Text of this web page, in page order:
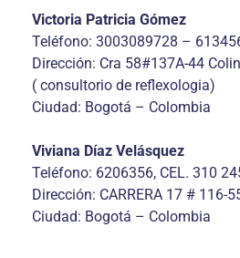
Victoria Patricia Gómez
Teléfono: 3003089728 –
Dirección: Cra 58#137A-44
( consultorio de reflexologia)
Ciudad: Bogotá – Colombia
Viviana Díaz Velásquez
Teléfono: 6206356, CEL. 310
Dirección: CARRERA 17 # 116-
Ciudad: Bogotá – Colombia